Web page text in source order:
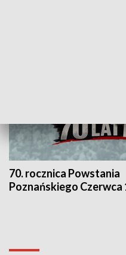
70. rocznica Powstania
Poznańskiego Czerwca